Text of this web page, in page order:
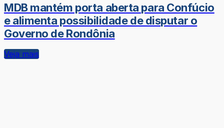
MDB mantém porta aberta para Confúcio
e alimenta possibilidade de disputar o
Governo de Rondônia
Veja mais